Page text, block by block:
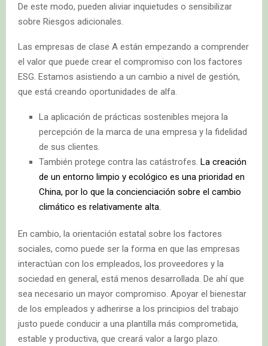
De este modo, pueden aliviar inquietudes o sensibilizar
sobre Riesgos adicionales.
Las empresas de clase A están empezando a comprender
el valor que puede crear el compromiso con los factores
ESG. Estamos asistiendo a un cambio a nivel de gestión,
que está creando oportunidades de alfa.
La aplicación de prácticas sostenibles mejora la
percepción de la marca de una empresa y la fidelidad
de sus clientes.
También protege contra las catástrofes. La creación
de un entorno limpio y ecológico es una prioridad en
China, por lo que la concienciación sobre el cambio
climático es relativamente alta.
En cambio, la orientación estatal sobre los factores
sociales, como puede ser la forma en que las empresas
interactúan con los empleados, los proveedores y la
sociedad en general, está menos desarrollada. De ahí que
sea necesario un mayor compromiso. Apoyar el bienestar
de los empleados y adherirse a los principios del trabajo
justo puede conducir a una plantilla más comprometida,
estable y productiva, que creará valor a largo plazo.